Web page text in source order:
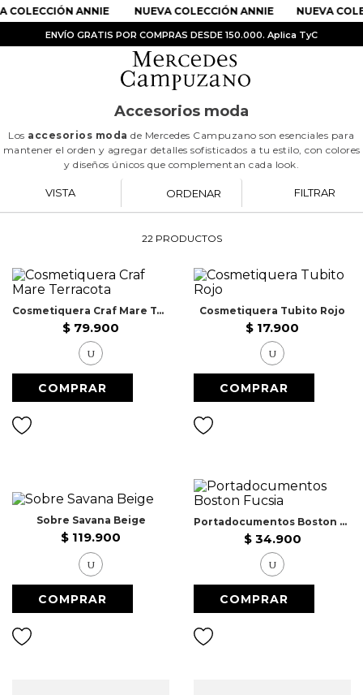
ANNIE NUEVA COLECCIÓN ANNIE NUEVA
ENVÍO GRATIS POR COMPRAS DESDE 150.000. Aplica TyC
Accesorios moda
Los accesorios moda de Mercedes Campuzano son esenciales para
mantener el orden y agregar detalles sofisticados a tu estilo, con colores
y diseños únicos que complementan cada look.
VISTA ORDENAR FILTRAR
22 PRODUCTOS
Cosmetiquera Craf Mare Terracota
$ 79.900
U
Cosmetiquera Tubito Rojo
$ 17.900
U
Sobre Savana Beige
$ 119.900
U
Portadocumentos Boston Fucsia
$ 34.900
U
PRODUCTOS MÁS BUSCADOS
Vestidos
4.
Vestido
5.
Falda
Bolso
Body
9.